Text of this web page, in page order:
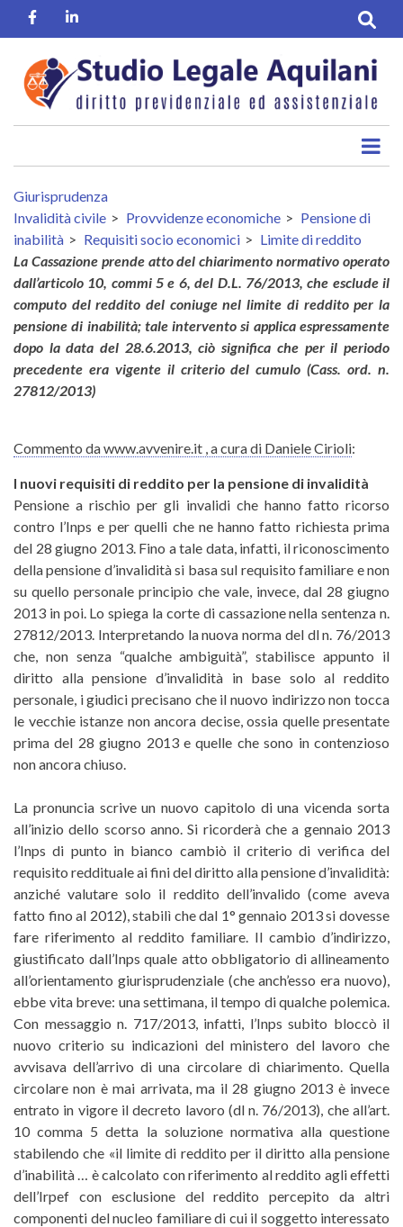
contenuto
principale
FacebookLinkedin
Giurisprudenza
Invalidità civile
Provvidenze economiche
Pensione di
inabilità
Requisiti socio economici
Limite di reddito
La Cassazione prende atto del chiarimento normativo operato
dall’articolo 10, commi 5 e 6, del D.L. 76/2013, che esclude il
computo del reddito del coniuge nel limite di reddito per la
pensione di inabilità; tale intervento si applica espressamente
dopo la data del 28.6.2013, ciò significa che per il periodo
precedente era vigente il criterio del cumulo (Cass. ord. n.
27812/2013)
Commento da www.avvenire.it , a cura di Daniele Cirioli:
I nuovi requisiti di reddito per la pensione di invalidità
Pensione a rischio per gli invalidi che hanno fatto ricorso
contro l’Inps e per quelli che ne hanno fatto richiesta prima
del 28 giugno 2013. Fino a tale data, infatti, il riconoscimento
della pensione d’invalidità si basa sul requisito familiare e non
su quello personale principio che vale, invece, dal 28 giugno
2013 in poi. Lo spiega la corte di cassazione nella sentenza n.
27812/2013. Interpretando la nuova norma del dl n. 76/2013
che, non senza “qualche ambiguità”, stabilisce appunto il
diritto alla pensione d’invalidità in base solo al reddito
personale, i giudici precisano che il nuovo indirizzo non tocca
le vecchie istanze non ancora decise, ossia quelle presentate
prima del 28 giugno 2013 e quelle che sono in contenzioso
non ancora chiuso.
La pronuncia scrive un nuovo capitolo di una vicenda sorta
all’inizio dello scorso anno. Si ricorderà che a gennaio 2013
l’Inps di punto in bianco cambiò il criterio di verifica del
requisito reddituale ai fini del diritto alla pensione d’invalidità:
anziché valutare solo il reddito dell’invalido (come aveva
fatto fino al 2012), stabilì che dal 1° gennaio 2013 si dovesse
fare riferimento al reddito familiare. Il cambio d’indirizzo,
giustificato dall’Inps quale atto obbligatorio di allineamento
all’orientamento giurisprudenziale (che anch’esso era nuovo),
ebbe vita breve: una settimana, il tempo di qualche polemica.
Con messaggio n. 717/2013, infatti, l’Inps subito bloccò il
nuovo criterio su indicazioni del ministero del lavoro che
avvisava dell’arrivo di una circolare di chiarimento. Quella
circolare non è mai arrivata, ma il 28 giugno 2013 è invece
entrato in vigore il decreto lavoro (dl n. 76/2013), che all’art.
10 comma 5 detta la soluzione normativa alla questione
stabilendo che «il limite di reddito per il diritto alla pensione
d’inabilità … è calcolato con riferimento al reddito agli effetti
dell’Irpef con esclusione del reddito percepito da altri
componenti del nucleo familiare di cui il soggetto interessato